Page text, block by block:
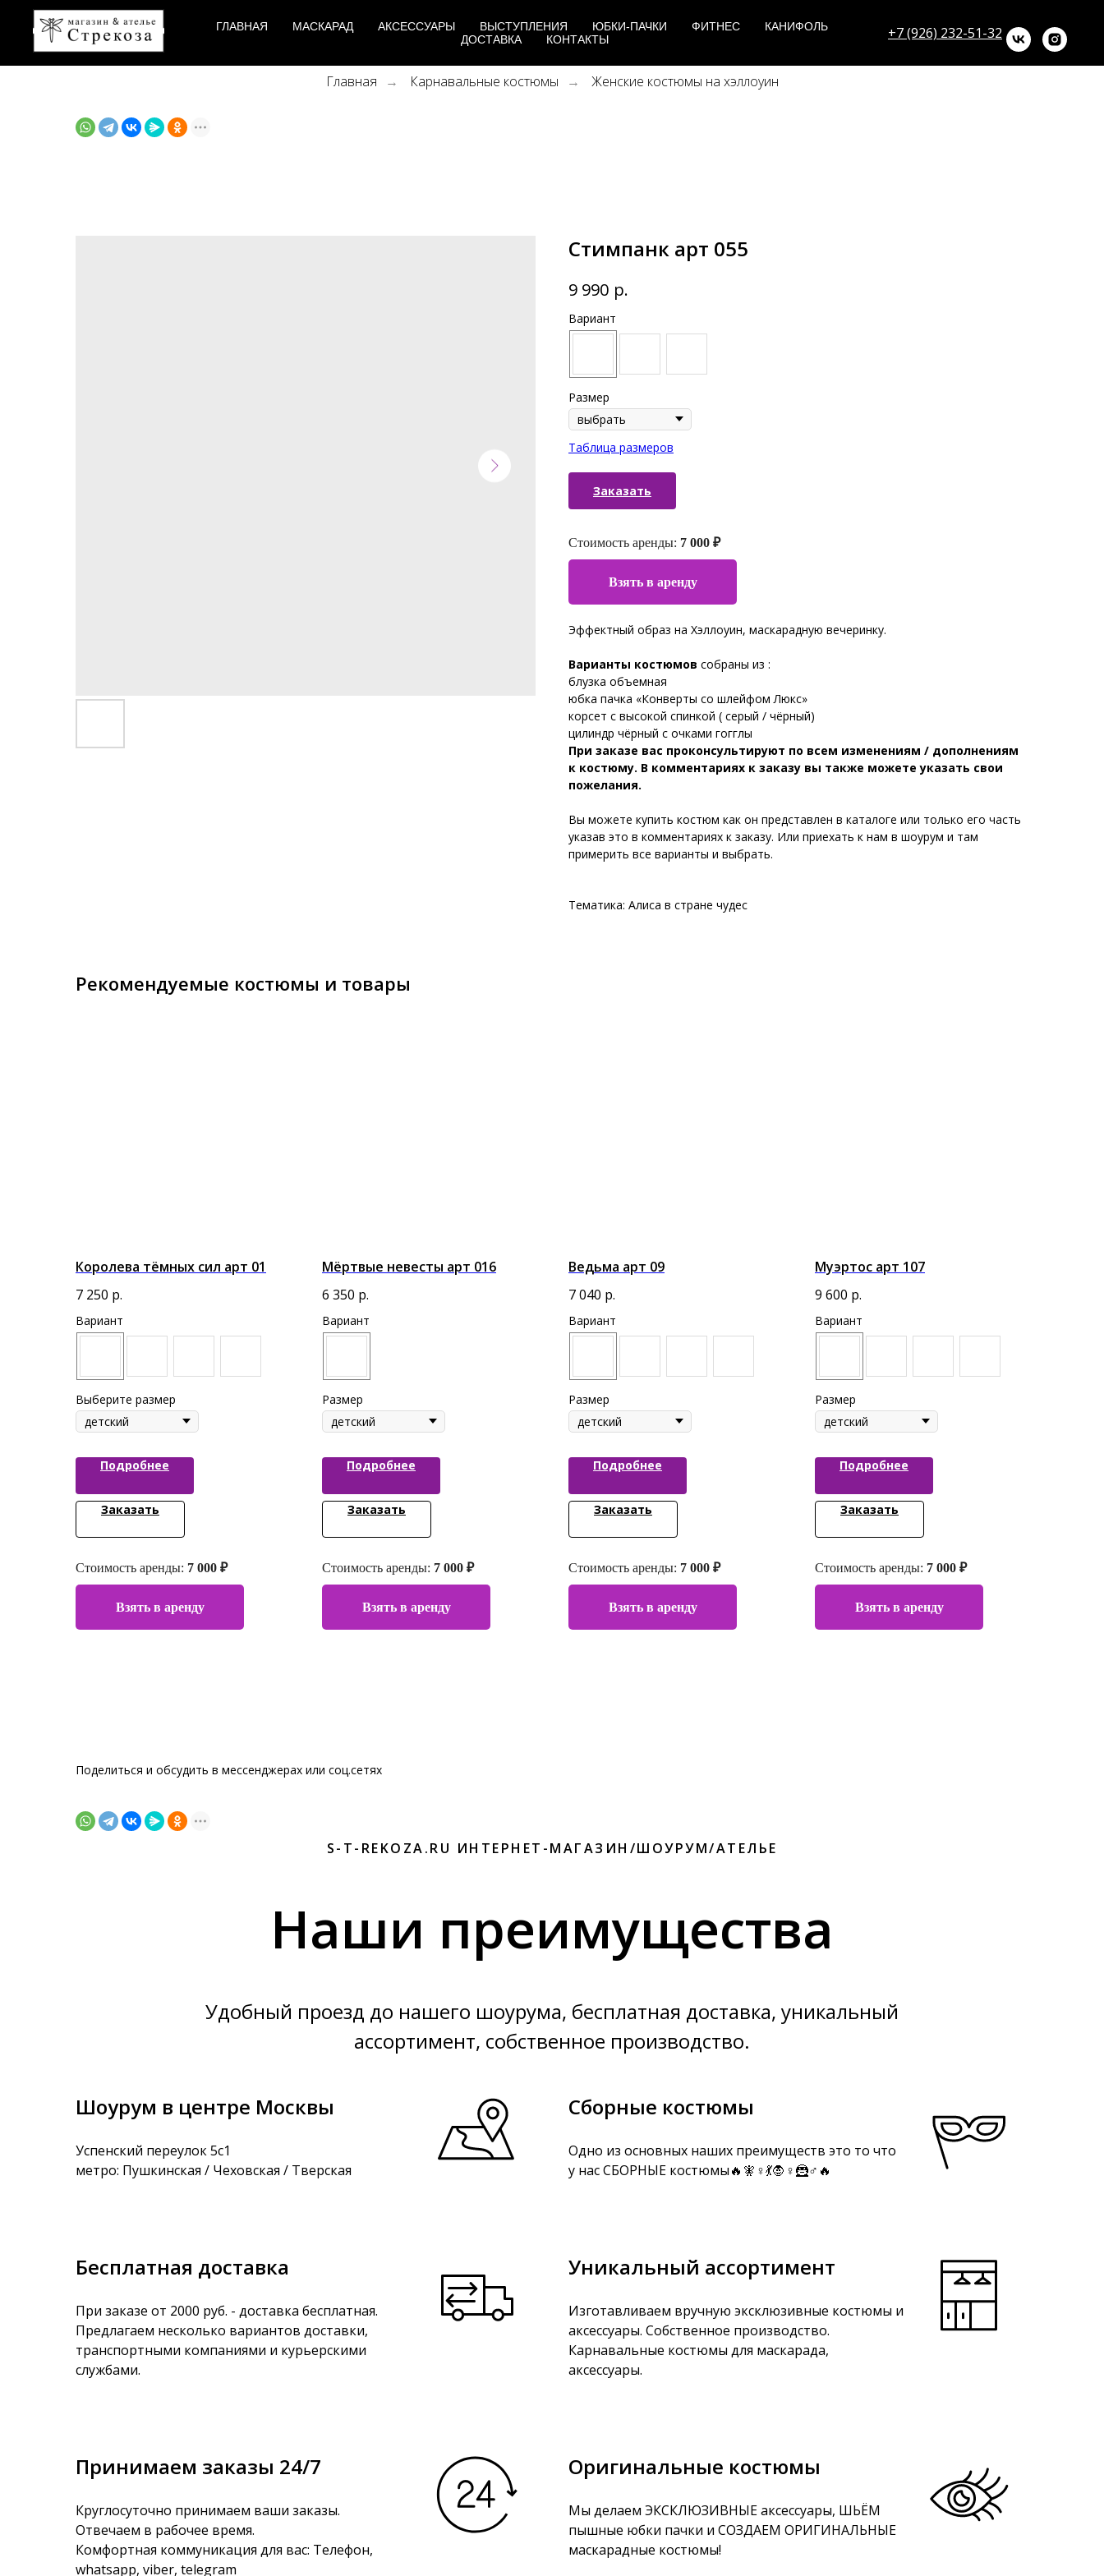
ГЛАВНАЯ МАСКАРАД АКСЕССУАРЫ ВЫСТУПЛЕНИЯ ЮБКИ-ПАЧКИ ФИТНЕС
КАНИФОЛЬ
ДОСТАВКА
КОНТАКТЫ +7 (926) 232-51-32
Главная → Карнавальные костюмы → Женские костюмы на хэллоуин
Стимпанк арт 055
9 990 р.
Вариант
Размер
Таблица размеров
Заказать
Стоимость аренды: 7 000 ₽
Взять в аренду
Эффектный образ на Хэллоуин, маскарадную вечеринку.
Варианты костюмов собраны из :
блузка объемная
юбка пачка «Конверты со шлейфом Люкс»
корсет с высокой спинкой ( серый / чёрный)
цилиндр чёрный с очками гогглы
При заказе вас проконсультируют по всем изменениям / дополнениям
к костюму. В комментариях к заказу вы также можете указать свои
пожелания.
Вы можете купить костюм как он представлен в каталоге или только его часть
указав это в комментариях к заказу. Или приехать к нам в шоурум и там
примерить все варианты и выбрать.
Тематика: Алиса в стране чудес
Рекомендуемые костюмы и товары
Королева тёмных сил арт 01
7 250 р.
Вариант
Выберите размер
Подробнее
Заказать
Стоимость аренды: 7 000 ₽
Взять в аренду
Мёртвые невесты арт 016
6 350 р.
Вариант
Размер
Подробнее
Заказать
Стоимость аренды: 7 000 ₽
Взять в аренду
Ведьма арт 09
7 040 р.
Вариант
Размер
Подробнее
Заказать
Стоимость аренды: 7 000 ₽
Взять в аренду
Муэртос арт 107
9 600 р.
Вариант
Размер
Подробнее
Заказать
Стоимость аренды: 7 000 ₽
Взять в аренду
Поделиться и обсудить в мессенджерах или соц.сетях
S-T-REKOZA.RU ИНТЕРНЕТ-МАГАЗИН/ШОУРУМ/АТЕЛЬЕ
Наши преимущества
Удобный проезд до нашего шоурума, бесплатная доставка, уникальный
ассортимент, собственное производство.
Шоурум в центре Москвы
Успенский переулок 5с1
метро: Пушкинская / Чеховская / Тверская
Сборные костюмы
Одно из основных наших преимуществ это то что
у нас СБОРНЫЕ костюмы🔥🧚♀️💃🧛♀️🦹♂️🔥
Бесплатная доставка
При заказе от 2000 руб. - доставка бесплатная.
Предлагаем несколько вариантов доставки,
транспортными компаниями и курьерскими
службами.
Уникальный ассортимент
Изготавливаем вручную эксклюзивные костюмы и
аксессуары. Собственное производство.
Карнавальные костюмы для маскарада,
аксессуары.
Принимаем заказы 24/7
Круглосуточно принимаем ваши заказы.
Отвечаем в рабочее время.
Комфортная коммуникация для вас: Телефон,
whatsapp, viber, telegram
Оригинальные костюмы
Мы делаем ЭКСКЛЮЗИВНЫЕ аксессуары, ШЬЁМ
пышные юбки пачки и СОЗДАЕМ ОРИГИНАЛЬНЫЕ
маскарадные костюмы!